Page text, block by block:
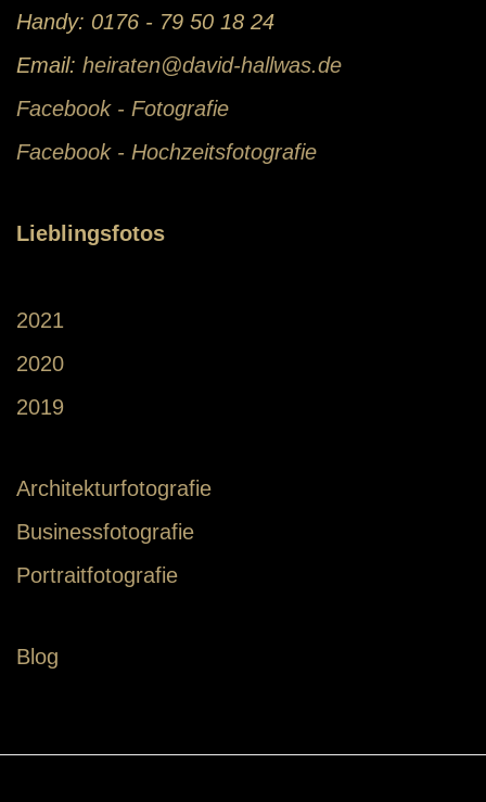
Handy: 0176 - 79 50 18 24
Email: heiraten@david-hallwas.de
Facebook - Fotografie
Facebook - Hochzeitsfotografie
Lieblingsfotos
2021
2020
2019
Architekturfotografie
Businessfotografie
Portraitfotografie
Blog